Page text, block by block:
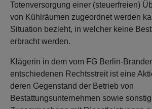
Totenversorgung einer (steuerfreien)
von Kühlräumen zugeordnet werden
Situation bezieht, in welcher keine
erbracht werden.
Klägerin in dem vom FG Berlin-
entschiedenen Rechtsstreit ist eine
deren Gegenstand der Betrieb von
Bestattungsunternehmen sowie